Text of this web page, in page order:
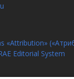
«Attribution»
Editorial System